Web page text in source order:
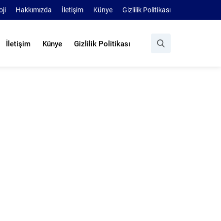
Hakkımızda İletişim Künye Gizlilik Politikası
İletişim Künye Gizlilik Politikası